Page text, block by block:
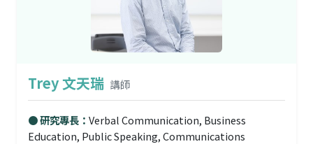
Trey 文天瑞 講師
● 研究專長： Verbal Communication, Business
Education, Public Speaking, Communications